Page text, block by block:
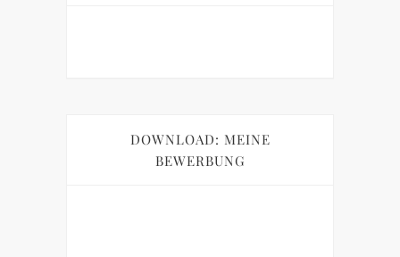
DOWNLOAD: MEINE
BEWERBUNG